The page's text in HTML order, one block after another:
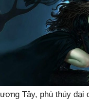
Tây, phù thủy đại